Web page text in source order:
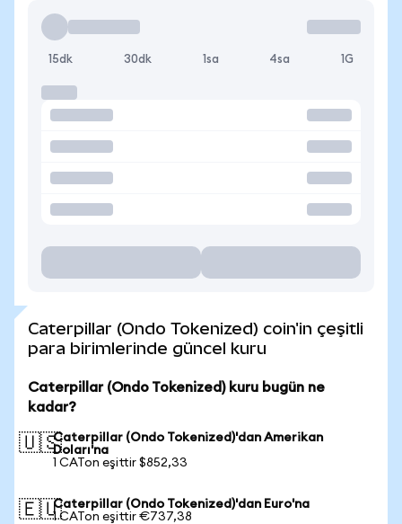
15dk 30dk 1sa 4sa 1G
Caterpillar (Ondo Tokenized) coin'in çeşitli
para birimlerinde güncel kuru
Caterpillar (Ondo Tokenized) kuru bugün ne
kadar?
🇺🇸Caterpillar (Ondo Tokenized)'dan Amerikan
Doları'na
1 CATon eşittir $852,33
🇪🇺Caterpillar (Ondo Tokenized)'dan Euro'na
1 CATon eşittir €737,38